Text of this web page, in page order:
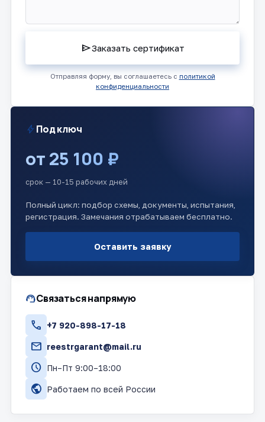
sendЗаказать сертификат
Отправляя форму, вы соглашаетесь с политикой
конфиденциальности
boltПод ключ
от 25 100 ₽
срок — 10-15 рабочих дней
Полный цикл: подбор схемы, документы, испытания,
регистрация. Замечания отрабатываем бесплатно.
Оставить заявку
support_agentСвязаться напрямую
call +7 920-898-17-18
mail reestrgarant@mail.ru
schedule Пн–Пт 9:00–18:00
public Работаем по всей России